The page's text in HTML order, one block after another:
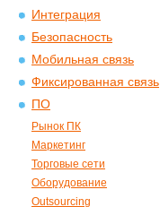
Интеграция
Безопасность
Мобильная связь
Фиксированная связь
ПО
Рынок ПК
Маркетинг
Торговые сети
Оборудование
Outsourcing